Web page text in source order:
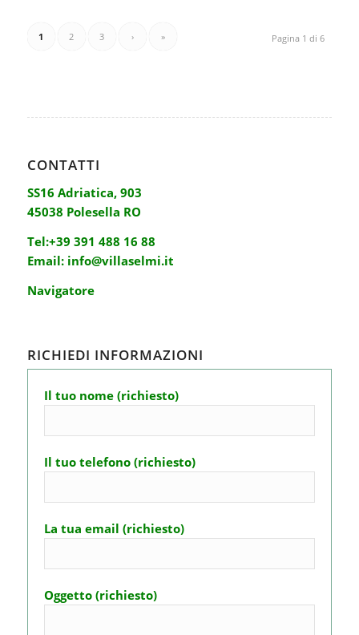
Pagina 1 di 6
1 2 3 › »
CONTATTI
SS16 Adriatica, 903
45038 Polesella RO
Tel:+39 391 488 16 88
Email: info@villaselmi.it
Navigatore
RICHIEDI INFORMAZIONI
Il tuo nome (richiesto)
Il tuo telefono (richiesto)
La tua email (richiesto)
Oggetto (richiesto)